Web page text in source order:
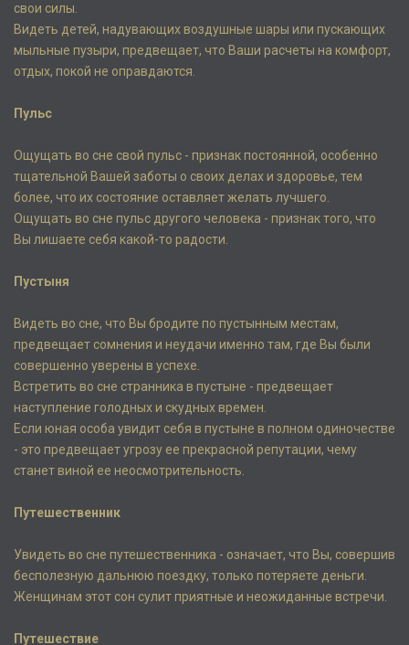
свои силы.
Видеть детей, надувающих воздушные шары или пускающих
мыльные пузыри, предвещает, что Ваши расчеты на комфорт,
отдых, покой не оправдаются.
Пульс
Ощущать во сне свой пульс - признак постоянной, особенно
тщательной Вашей заботы о своих делах и здоровье, тем
более, что их состояние оставляет желать лучшего.
Ощущать во сне пульс другого человека - признак того, что
Вы лишаете себя какой-то радости.
Пустыня
Видеть во сне, что Вы бродите по пустынным местам,
предвещает сомнения и неудачи именно там, где Вы были
совершенно уверены в успехе.
Встретить во сне странника в пустыне - предвещает
наступление голодных и скудных времен.
Если юная особа увидит себя в пустыне в полном одиночестве
- это предвещает угрозу ее прекрасной репутации, чему
станет виной ее неосмотрительность.
Путешественник
Увидеть во сне путешественника - означает, что Вы, совершив
бесполезную дальнюю поездку, только потеряете деньги.
Женщинам этот сон сулит приятные и неожиданные встречи.
Путешествие